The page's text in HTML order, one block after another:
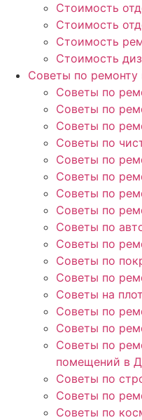
Стоимость
Стоимость
Стоимость
Стоимость
Советы по ремонту
Советы по
Советы по
Советы по
Советы по
Советы по
Советы по
Советы по
Советы по
Советы по
Советы по
Советы по
Советы по
Советы на
Советы по
Советы по
Советы по
помещений в
Советы по
Советы по
Советы по